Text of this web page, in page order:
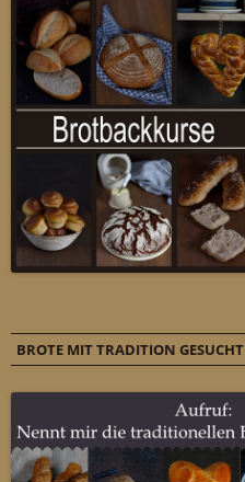
BROTE MIT TRADITION GESUCHT